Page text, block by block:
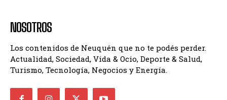
NOSOTROS
Los contenidos de Neuquén que no te podés perder.
Actualidad, Sociedad, Vida & Ocio, Deporte & Salud,
Turismo, Tecnología, Negocios y Energía.